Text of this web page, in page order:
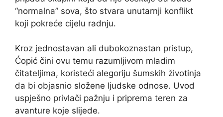
“normalna” sova, što stvara unutarnji konflikt
koji pokreće cijelu radnju.
Kroz jednostavan ali dubokoznastan pristup,
Ćopić čini ovu temu razumljivom mladim
čitateljima, koristeći alegoriju šumskih životinja
da bi objasnio složene ljudske odnose. Uvod
uspješno privlači pažnju i priprema teren za
avanture koje slijede.